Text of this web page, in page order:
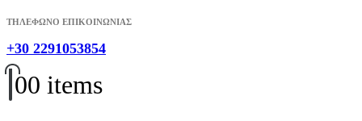
ΤΗΛΕΦΩΝΟ ΕΠΙΚΟΙΝΩΝΙΑΣ
+30 2291053854
00 items